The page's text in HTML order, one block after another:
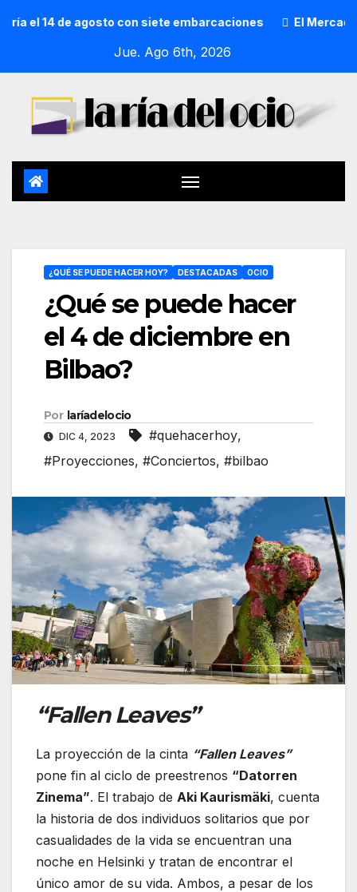
14 de agosto con siete embarcaciones El Mercado de
Jue. Ago 6th, 2026
¿QUÉ SE PUEDE HACER HOY? DESTACADAS OCIO
¿Qué se puede hacer
el 4 de diciembre en
Bilbao?
Por laríadelocio
DIC 4, 2023 #quehacerhoy,
#Proyecciones, #Conciertos, #bilbao
“Fallen Leaves”
La proyección de la cinta “Fallen Leaves”
pone fin al ciclo de preestrenos “Datorren
Zinema”. El trabajo de Aki Kaurismäki, cuenta
la historia de dos individuos solitarios que por
casualidades de la vida se encuentran una
noche en Helsinki y tratan de encontrar el
único amor de su vida. Ambos, a pesar de los